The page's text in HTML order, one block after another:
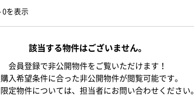
0を表示
該当する物件はございません。
会員登録で非公開物件をご覧いただけます！
入希望条件に合った非公開物件が閲覧可能です。
定物件については、担当者にお問い合わせください。